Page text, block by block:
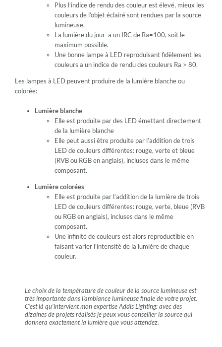
Plus l’indice de rendu des couleur est élevé, mieux les
couleurs de l’objet éclairé sont rendues par la source
lumineuse.
La lumière du jour a un IRC de Ra=100, soit le
maximum possible.
Une bonne lampe à LED reproduisant fidèlement les
couleurs a un indice de rendu des couleurs Ra > 80.
Les lampes à LED peuvent produire de la lumière blanche ou
colorée:
Lumière blanche
Elle est produite par des LED émettant directement
de la lumière blanche
Elle peut aussi être produite par l’addition de trois
LED de couleurs différentes: rouge, verte et bleue
(RVB ou RGB en anglais), incluses dans le même
composant.
Lumière colorées
Elle est produite par l’addition de la lumière de trois
LED de couleurs différentes: rouge, verte, bleue (RVB
ou RGB en anglais), incluses dans le même
composant.
Une infinité de couleurs est alors reproductible en
faisant varier l’intensité de la lumière de chaque
couleur.
Le choix de la température de couleur de la source lumineuse est
très importante dans l’ambiance lumineuse finale de votre projet.
C’est là qu’intervient mon expertise Addis Lighting: avec des
dizaines de projets réalisés je peux vous conseiller la source qui
donnera exactement la lumière que vous attendez.